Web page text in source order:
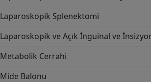
Laparoskopik Splenektomi
Laparoskopik ve Açık İnguinal ve
Metabolik Cerrahi
Mide Balonu